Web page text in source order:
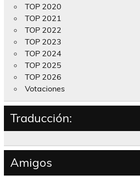
TOP 2020
TOP 2021
TOP 2022
TOP 2023
TOP 2024
TOP 2025
TOP 2026
Votaciones
Traducción:
Amigos